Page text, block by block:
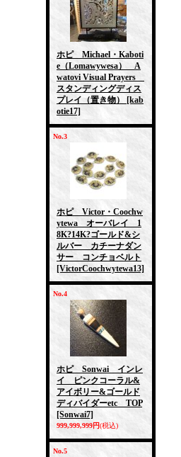
ホピ Michael・Kaboti
e（Lomawywesa） A
watovi Visual Prayers
スタンディングディス
プレイ（置き物）
[kab
otie17]
No.3
ホピ Victor・Coochw
ytewa オーバレイ 1
8K?14K?ゴールド&シ
ルバー カチーナダン
サー コンチョベルト
[VictorCoochwytewa13]
No.4
ホピ Sonwai インレ
イ ピンクコーラル&
アイボリー&ゴールド
ディバイダーetc TOP
[Sonwai7]
999,999,999円(税込)
No.5